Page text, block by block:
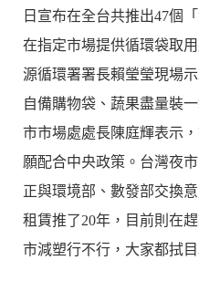
日宣布在全台共推出47個
在指定市場提供循環袋取
源循環署署長賴瑩瑩現場
自備購物袋、蔬果盡量裝
市市場處處長陳庭輝表示
願配合中央政策。台灣夜
正與環境部、數發部交換
租賃推了20年，目前則在
市減塑行不行，大家都拭目